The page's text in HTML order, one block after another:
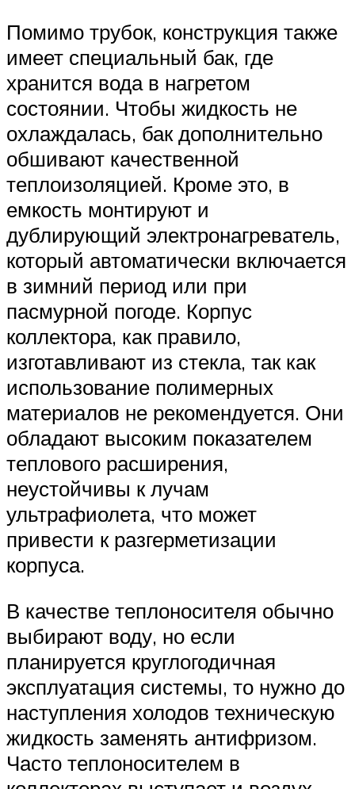
Помимо трубок, конструкция также
имеет специальный бак, где
хранится вода в нагретом
состоянии. Чтобы жидкость не
охлаждалась, бак дополнительно
обшивают качественной
теплоизоляцией. Кроме это, в
емкость монтируют и
дублирующий электронагреватель,
который автоматически включается
в зимний период или при
пасмурной погоде. Корпус
коллектора, как правило,
изготавливают из стекла, так как
использование полимерных
материалов не рекомендуется. Они
обладают высоким показателем
теплового расширения,
неустойчивы к лучам
ультрафиолета, что может
привести к разгерметизации
корпуса.
В качестве теплоносителя обычно
выбирают воду, но если
планируется круглогодичная
эксплуатация системы, то нужно до
наступления холодов техническую
жидкость заменять антифризом.
Часто теплоносителем в